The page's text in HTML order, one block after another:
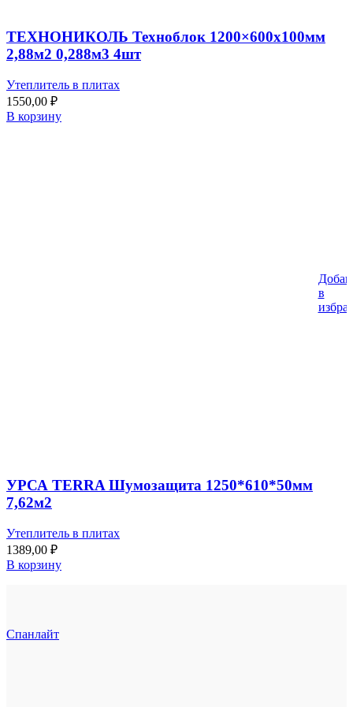
ТЕХНОНИКОЛЬ Техноблок 1200×600х100мм
2,88м2 0,288м3 4шт
Утеплитель в плитах
1550,00 ₽
В корзину
в
УРСА TERRA Шумозащита 1250*610*50мм
7,62м2
Утеплитель в плитах
1389,00 ₽
В корзину
Спанлайт